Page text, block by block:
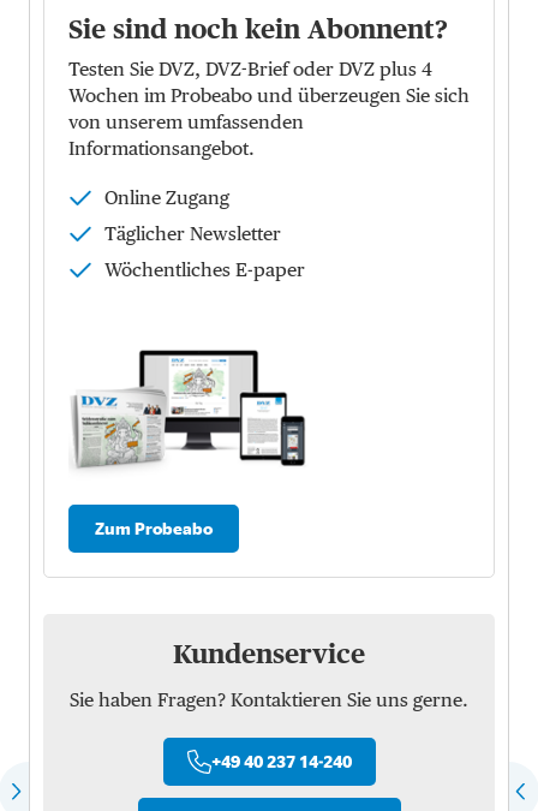
Sie sind noch kein Abonnent?
Testen Sie DVZ, DVZ-Brief oder DVZ plus 4
Wochen im Probeabo und überzeugen Sie sich
von unserem umfassenden
Informationsangebot.
Online Zugang
Täglicher Newsletter
Wöchentliches E-paper
Zum Probeabo
Kundenservice
Sie haben Fragen? Kontaktieren Sie uns gerne.
+49 40 237 14-240